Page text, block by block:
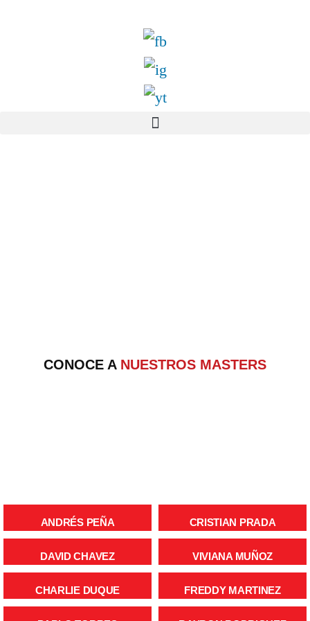
CONOCE A NUESTROS MASTERS
ANDRÉS PEÑA CRISTIAN PRADA
DAVID CHAVEZ VIVIANA MUÑOZ
CHARLIE DUQUE FREDDY MARTINEZ